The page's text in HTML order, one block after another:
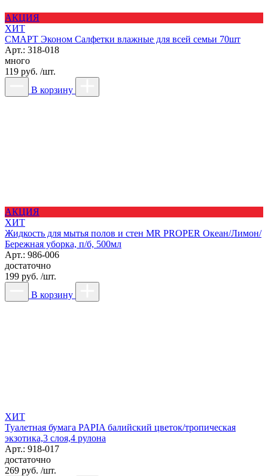
АКЦИЯ
ХИТ
СМАРТ Эконом Салфетки влажные для всей семьи 70шт
Арт.: 318-018
много
119 руб. /шт.
В корзину
АКЦИЯ
ХИТ
Жидкость для мытья полов и стен MR PROPER Океан/Лимон/
Бережная уборка, п/б, 500мл
Арт.: 986-006
достаточно
199 руб. /шт.
В корзину
ХИТ
Туалетная бумага PAPIA балийский цветок/тропическая
экзотика,3 слоя,4 рулона
Арт.: 918-017
достаточно
269 руб. /шт.